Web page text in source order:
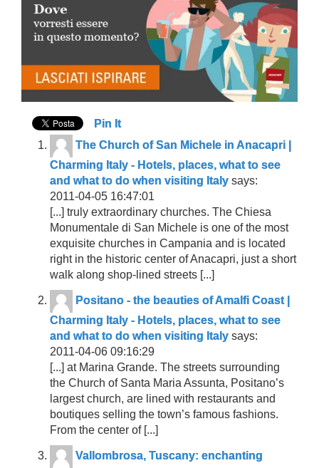
Pin It
The Church of San Michele in Anacapri |
Charming Italy - Hotels, places, what to see
and what to do when visiting Italy says:
2011-04-05 16:47:01
[...] truly extraordinary churches. The Chiesa
Monumentale di San Michele is one of the most
exquisite churches in Campania and is located
right in the historic center of Anacapri, just a short
walk along shop-lined streets [...]
Positano - the beauties of Amalfi Coast |
Charming Italy - Hotels, places, what to see
and what to do when visiting Italy says:
2011-04-06 09:16:29
[...] at Marina Grande. The streets surrounding
the Church of Santa Maria Assunta, Positano’s
largest church, are lined with restaurants and
boutiques selling the town’s famous fashions.
From the center of [...]
Vallombrosa, Tuscany: enchanting